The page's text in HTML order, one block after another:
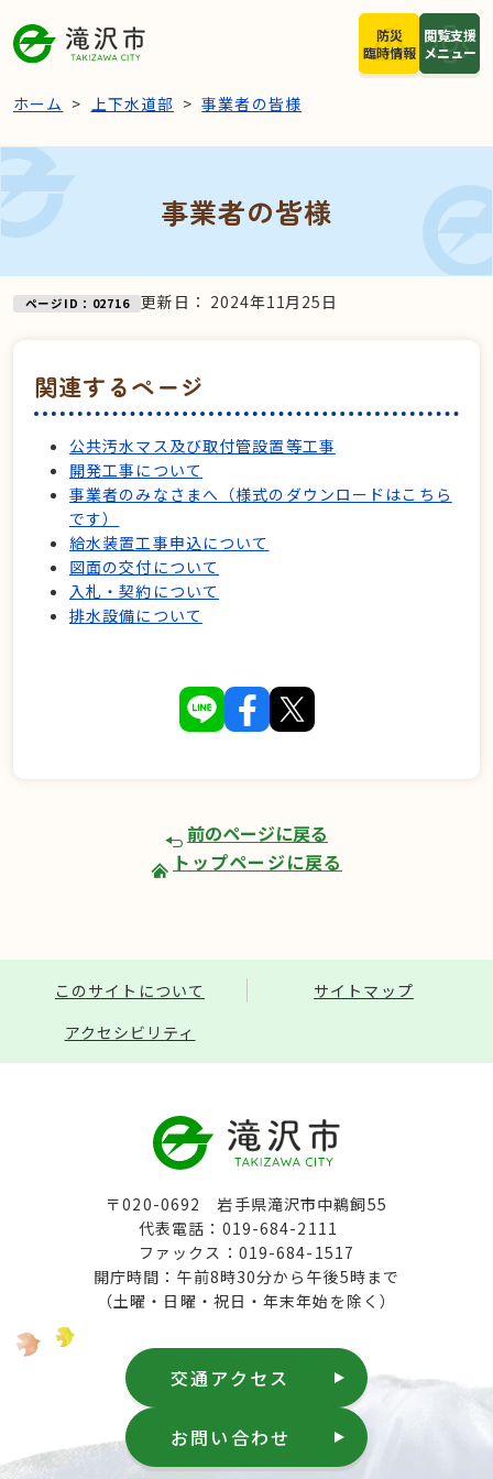
閲覧支援
メニュー
防災
臨時情報
ホーム 上下水道部 事業者の皆様
事業者の皆様
ページID：02716 更新日： 2024年11月25日
関連するページ
公共汚水マス及び取付管設置等工事
開発工事について
事業者のみなさまへ（様式のダウンロードはこちら
です）
給水装置工事申込について
図面の交付について
入札・契約について
排水設備について
前のページに戻る
トップページに戻る
このサイトについて
サイトマップ
アクセシビリティ
〒020-0692 岩手県滝沢市中鵜飼55
代表電話：019-684-2111
ファックス：019-684-1517
開庁時間：午前8時30分から午後5時まで
（土曜・日曜・祝日・年末年始を除く）
交通アクセス
お問い合わせ